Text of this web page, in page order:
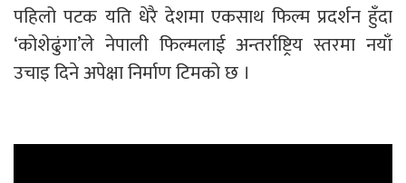
पहिलो पटक यति धेरै देशमा एकसाथ फिल्म प्रदर्शन हुँदा
‘कोशेढुंगा’ले नेपाली फिल्मलाई अन्तर्राष्ट्रिय स्तरमा नयाँ
उचाइ दिने अपेक्षा निर्माण टिमको छ ।